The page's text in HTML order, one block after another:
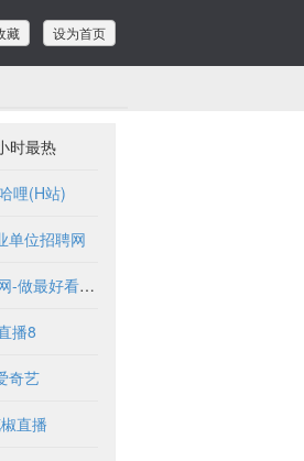
藏 设为首页
时最热
哩(H站)
单位招聘网
梨视频官网-做最好看的资讯短视频-Pear Video
播8
奇艺
直播